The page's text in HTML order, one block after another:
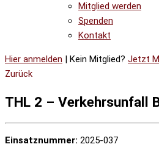
Mitglied werden
Spenden
Kontakt
Hier anmelden | Kein Mitglied? Jetzt
Zurück
THL 2 – Verkehrsunfall
Einsatznummer: 2025-037